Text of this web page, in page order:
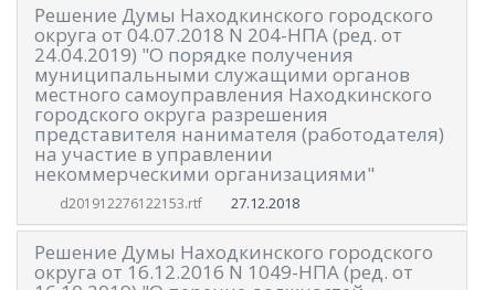
Решение Думы Находкинского городского
округа от 04.07.2018 N 204-НПА (ред. от
24.04.2019) "О порядке получения
муниципальными служащими органов
местного самоуправления Находкинского
городского округа разрешения
представителя нанимателя (работодателя)
на участие в управлении
некоммерческими организациями"
d201912276122153.rtf 27.12.2018
Решение Думы Находкинского городского
округа от 16.12.2016 N 1049-НПА (ред. от